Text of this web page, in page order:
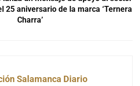
25 aniversario de la marca ‘Ternera
Charra’
Salamanca Diario